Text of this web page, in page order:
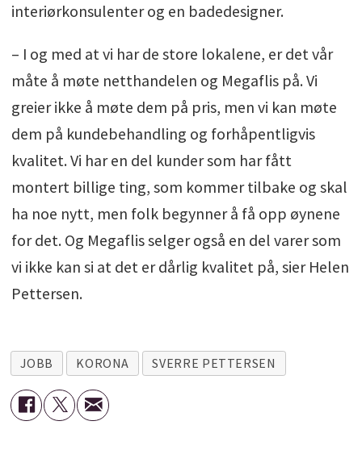
interiørkonsulenter og en badedesigner.
– I og med at vi har de store lokalene, er det vår
måte å møte netthandelen og Megaflis på. Vi
greier ikke å møte dem på pris, men vi kan møte
dem på kundebehandling og forhåpentligvis
kvalitet. Vi har en del kunder som har fått
montert billige ting, som kommer tilbake og skal
ha noe nytt, men folk begynner å få opp øynene
for det. Og Megaflis selger også en del varer som
vi ikke kan si at det er dårlig kvalitet på, sier Helen
Pettersen.
JOBB KORONA SVERRE PETTERSEN